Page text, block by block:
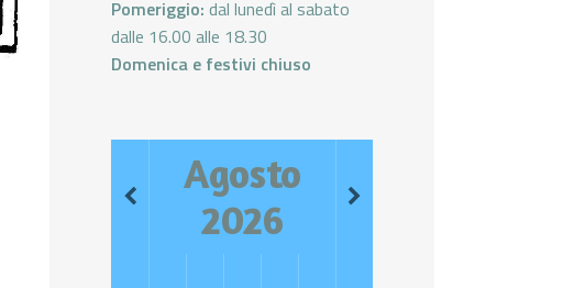
Pomeriggio: dal lunedì al sabato
dalle 16.00 alle 18.30
Domenica e festivi chiuso
Agosto
2026